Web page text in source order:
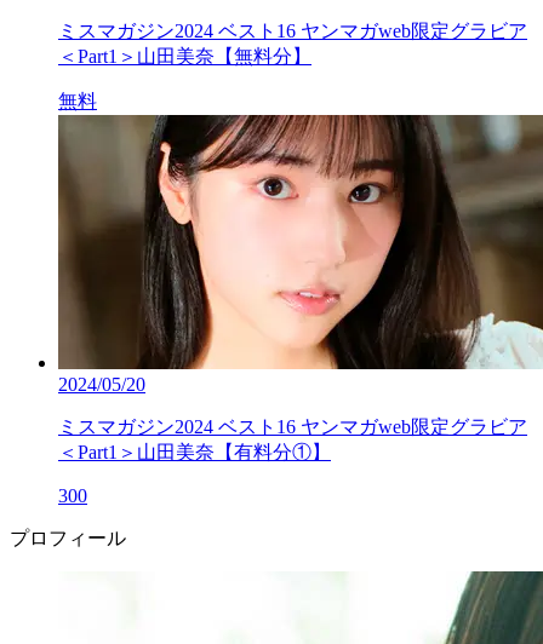
ミスマガジン2024 ベスト16 ヤンマガweb限定グラビア
＜Part1＞山田美奈【無料分】
無料
2024/05/20
ミスマガジン2024 ベスト16 ヤンマガweb限定グラビア
＜Part1＞山田美奈【有料分①】
300
プロフィール